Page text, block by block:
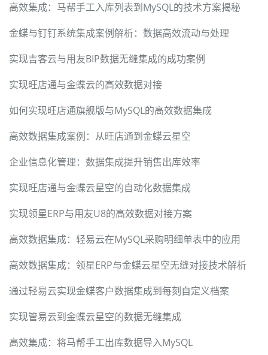
高效集成：马帮手工入库列表到MySQL的技术方案揭秘
金蝶与钉钉系统集成案例解析：数据高效流动与处理
实现吉客云与用友BIP数据无缝集成的成功案例
实现旺店通与金蝶云的高效数据对接
如何实现旺店通旗舰版与MySQL的高效数据集成
高效数据集成案例：从旺店通到金蝶云星空
企业信息化管理：数据集成提升销售出库效率
实现旺店通与金蝶云星空的自动化数据集成
实现领星ERP与用友U8的高效数据对接方案
高效数据集成：轻易云在MySQL采购明细单表中的应用
高效数据集成：领星ERP与金蝶云星空无缝对接技术解析
通过轻易云实现金蝶客户数据集成到每刻自定义档案
实现管易云到金蝶云星空的数据无缝集成
高效集成：将马帮手工出库数据导入MySQL